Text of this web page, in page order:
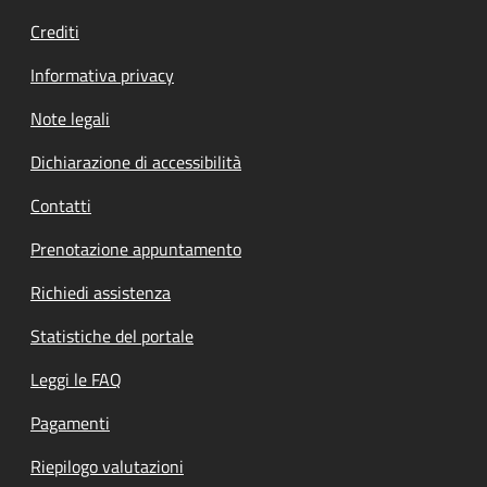
Crediti
Informativa privacy
Note legali
Dichiarazione di accessibilità
Contatti
Prenotazione appuntamento
Richiedi assistenza
Statistiche del portale
Leggi le FAQ
Pagamenti
Riepilogo valutazioni